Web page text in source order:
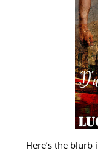
Here’s the blurb